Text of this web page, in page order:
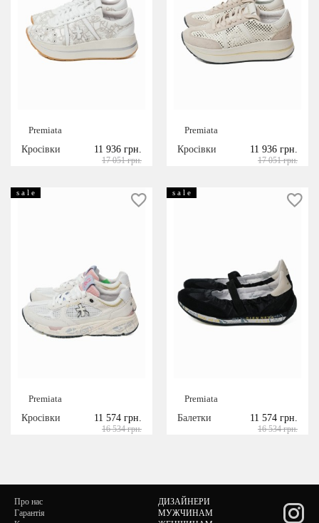
Premiata
Кросівки
11 936 грн.
17 051 грн.
Premiata
Кросівки
11 936 грн.
17 051 грн.
s a l e
Premiata
Кросівки
11 574 грн.
16 534 грн.
s a l e
Premiata
Балетки
11 574 грн.
16 534 грн.
Про нас
Гарантія
ДИЗАЙНЕРИ
МУЖЧИНАМ